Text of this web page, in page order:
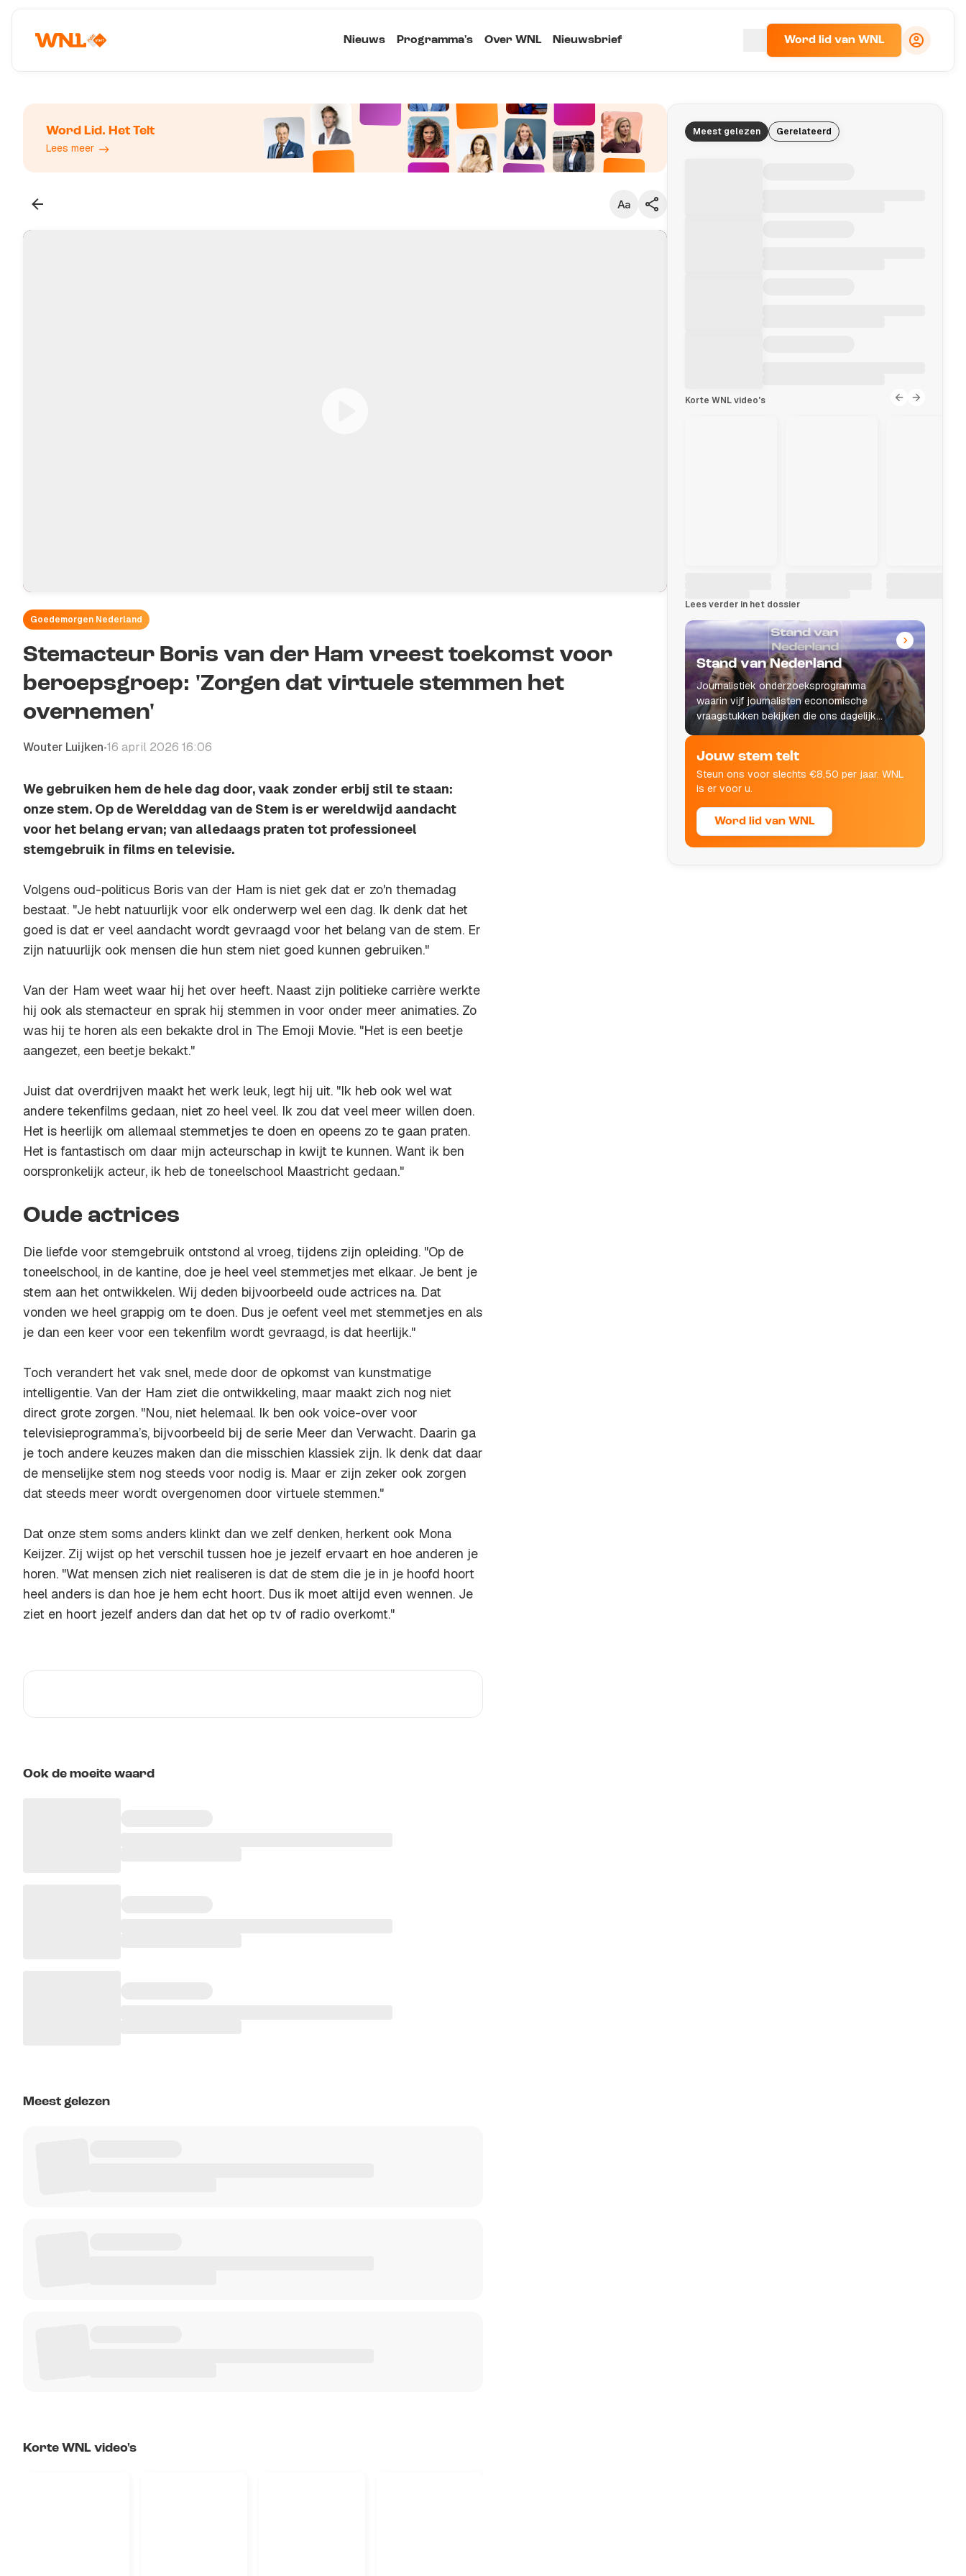
Nieuws Programma's Over WNL Nieuwsbrief Word lid van WNL
Word Lid. Het Telt
Lees meer
Goedemorgen Nederland
Stemacteur Boris van der Ham vreest toekomst voor
beroepsgroep: 'Zorgen dat virtuele stemmen het
overnemen'
Wouter Luijken•16 april 2026 16:06
We gebruiken hem de hele dag door, vaak zonder erbij stil te staan:
onze stem. Op de Werelddag van de Stem is er wereldwijd aandacht
voor het belang ervan; van alledaags praten tot professioneel
stemgebruik in films en televisie.
Volgens oud-politicus Boris van der Ham is niet gek dat er zo'n themadag
bestaat. "Je hebt natuurlijk voor elk onderwerp wel een dag. Ik denk dat het
goed is dat er veel aandacht wordt gevraagd voor het belang van de stem. Er
zijn natuurlijk ook mensen die hun stem niet goed kunnen gebruiken."
Van der Ham weet waar hij het over heeft. Naast zijn politieke carrière werkte
hij ook als stemacteur en sprak hij stemmen in voor onder meer animaties. Zo
was hij te horen als een bekakte drol in The Emoji Movie. "Het is een beetje
aangezet, een beetje bekakt."
Juist dat overdrijven maakt het werk leuk, legt hij uit. "Ik heb ook wel wat
andere tekenfilms gedaan, niet zo heel veel. Ik zou dat veel meer willen doen.
Het is heerlijk om allemaal stemmetjes te doen en opeens zo te gaan praten.
Het is fantastisch om daar mijn acteurschap in kwijt te kunnen. Want ik ben
oorspronkelijk acteur, ik heb de toneelschool Maastricht gedaan."
Oude actrices
Die liefde voor stemgebruik ontstond al vroeg, tijdens zijn opleiding. "Op de
toneelschool, in de kantine, doe je heel veel stemmetjes met elkaar. Je bent je
stem aan het ontwikkelen. Wij deden bijvoorbeeld oude actrices na. Dat
vonden we heel grappig om te doen. Dus je oefent veel met stemmetjes en als
je dan een keer voor een tekenfilm wordt gevraagd, is dat heerlijk."
Toch verandert het vak snel, mede door de opkomst van kunstmatige
intelligentie. Van der Ham ziet die ontwikkeling, maar maakt zich nog niet
direct grote zorgen. "Nou, niet helemaal. Ik ben ook voice-over voor
televisieprogramma’s, bijvoorbeeld bij de serie Meer dan Verwacht. Daarin ga
je toch andere keuzes maken dan die misschien klassiek zijn. Ik denk dat daar
de menselijke stem nog steeds voor nodig is. Maar er zijn zeker ook zorgen
dat steeds meer wordt overgenomen door virtuele stemmen."
Dat onze stem soms anders klinkt dan we zelf denken, herkent ook Mona
Keijzer. Zij wijst op het verschil tussen hoe je jezelf ervaart en hoe anderen je
horen. "Wat mensen zich niet realiseren is dat de stem die je in je hoofd hoort
heel anders is dan hoe je hem echt hoort. Dus ik moet altijd even wennen. Je
ziet en hoort jezelf anders dan dat het op tv of radio overkomt."
Ook de moeite waard
Meest gelezen
Korte WNL video's
Meest gelezen Gerelateerd
Korte WNL video's
Lees verder in het dossier
Stand van Nederland
Journalistiek onderzoeksprogramma
waarin vijf journalisten economische
vraagstukken bekijken die ons dagelijks
leven raken.
Jouw stem telt
Steun ons voor slechts €8,50 per jaar. WNL
is er voor u.
Word lid van WNL